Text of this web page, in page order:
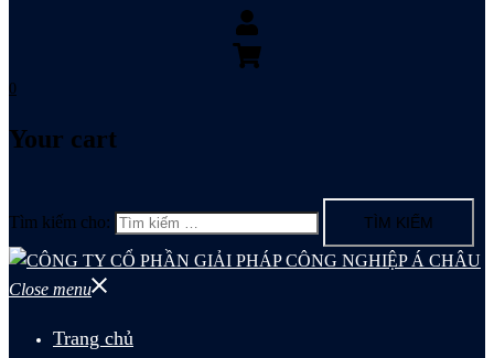
0
Your cart
Tìm kiếm cho:
Close menu
Trang chủ